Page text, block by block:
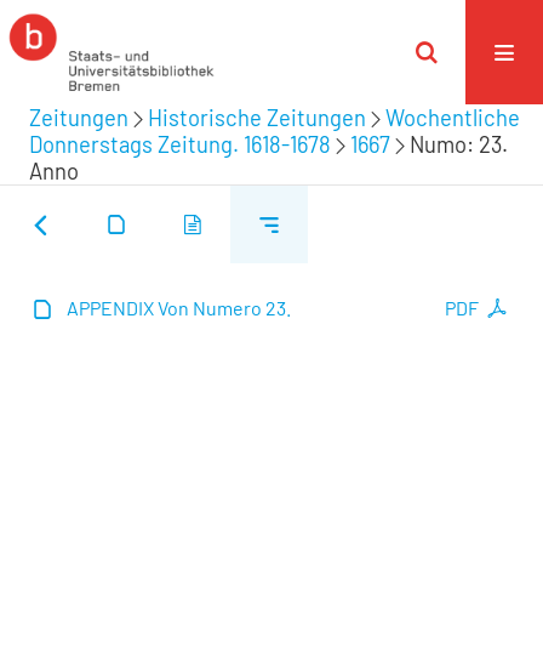
Zeitungen Historische Zeitungen
Wochentliche
Donnerstags Zeitung. 1618-1678
1667
Numo: 23.
Anno
PDF
APPENDIX Von Numero 23.